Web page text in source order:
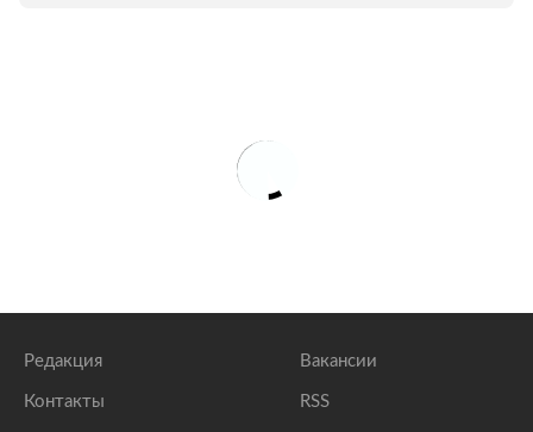
Редакция
Контакты
Вакансии
RSS